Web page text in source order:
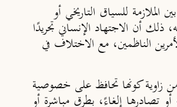
الملازمة للسياق التاريخي أو
ذلك أن الاجتهاد الإنساني تجريدًا
الناظمين، مع الاختلاف في
زاوية كونها تحافظ على خصوصية
تصادرها إلغاءً، بطرق مباشرة أو